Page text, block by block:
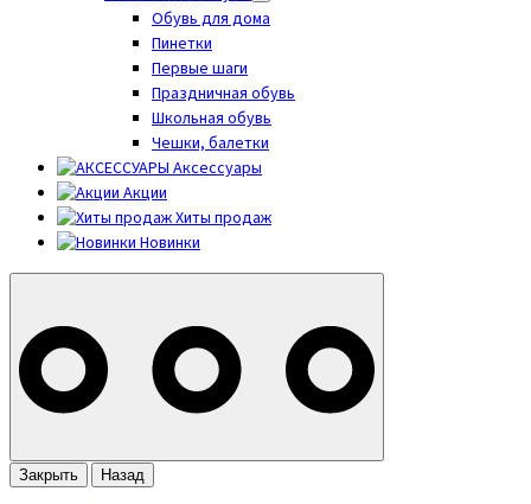
Обувь для дома
Пинетки
Первые шаги
Праздничная обувь
Школьная обувь
Чешки, балетки
Аксессуары
Акции
Хиты продаж
Новинки
Закрыть Назад